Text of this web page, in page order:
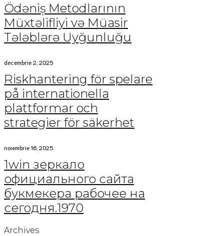
Ödəniş Metodlarının
Müxtəlifliyi və Müasir
Tələblərə Uyğunluğu
decembrie 2, 2025
Riskhantering för spelare
på internationella
plattformar och
strategier för säkerhet
noiembrie 16, 2025
1win зеркало
официального сайта
букмекера рабочее на
сегодня.1970
Archives